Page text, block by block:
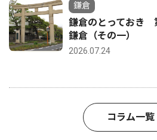
鎌倉
鎌倉のとっておき
鎌倉（その一）
2026.07.24
コラム一覧